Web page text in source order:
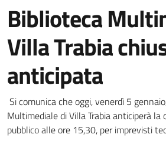
Biblioteca
Villa Trabia
anticipata
Dettagli della
Si comunica che oggi, venerdì 5
Multimediale di Villa Trabia anticiperà la
pubblico alle ore 15,30, per imprevisti